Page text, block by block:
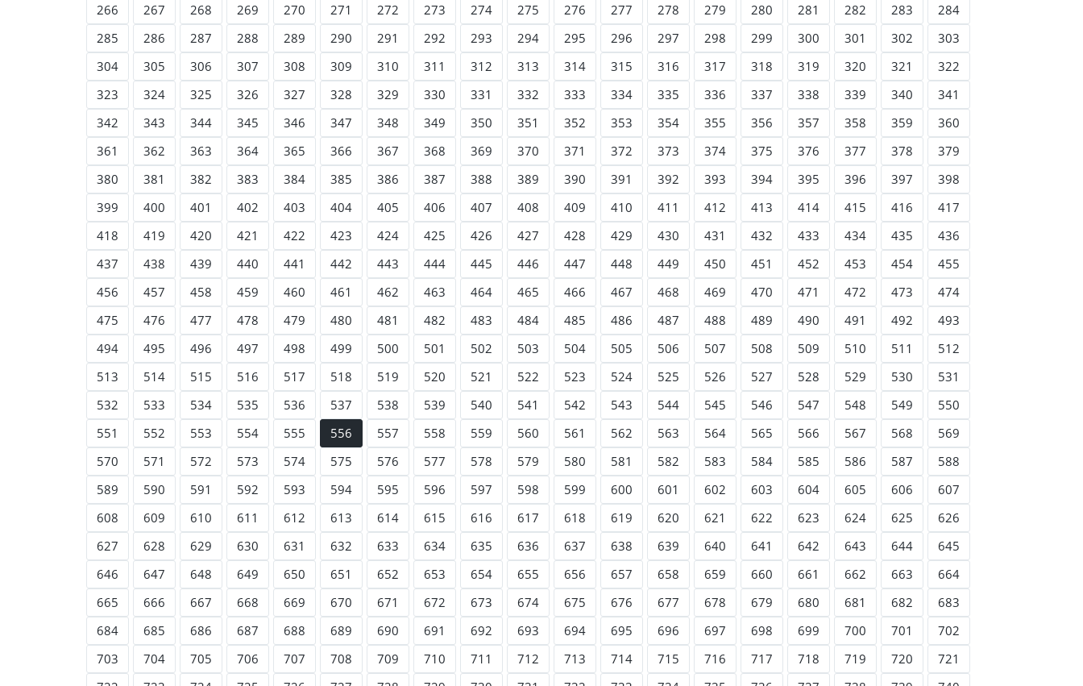
266
267 268 269 270 271 272 273 274 275 276 277 278 279 280 281 282 283
284
285
286 287 288 289 290 291 292 293 294 295 296 297 298 299 300 301 302
303
304
305 306 307 308 309 310 311 312 313 314 315 316 317 318 319 320 321
322
323
324 325 326 327 328 329 330 331 332 333 334 335 336 337 338 339 340
341
342
343 344 345 346 347 348 349 350 351 352 353 354 355 356 357 358 359
360
361
362 363 364 365 366 367 368 369 370 371 372 373 374 375 376 377 378
379
380
381 382 383 384 385 386 387 388 389 390 391 392 393 394 395 396 397
398
399
400 401 402 403 404 405 406 407 408 409 410 411 412 413 414 415 416
417
418
419 420 421 422 423 424 425 426 427 428 429 430 431 432 433 434 435
436
437
438 439 440 441 442 443 444 445 446 447 448 449 450 451 452 453 454
455
456
457 458 459 460 461 462 463 464 465 466 467 468 469 470 471 472 473
474
475
476 477 478 479 480 481 482 483 484 485 486 487 488 489 490 491 492
493
494
495 496 497 498 499 500 501 502 503 504 505 506 507 508 509 510 511
512
513
514 515 516 517 518 519 520 521 522 523 524 525 526 527 528 529 530
531
532
533 534 535 536 537 538 539 540 541 542 543 544 545 546 547 548 549
550
551
552 553 554 555 556 557 558 559 560 561 562 563 564 565 566 567 568
569
570
571 572 573 574 575 576 577 578 579 580 581 582 583 584 585 586 587
588
589
590 591 592 593 594 595 596 597 598 599 600 601 602 603 604 605 606
607
608
609 610 611 612 613 614 615 616 617 618 619 620 621 622 623 624 625
626
627
628 629 630 631 632 633 634 635 636 637 638 639 640 641 642 643 644
645
646
647 648 649 650 651 652 653 654 655 656 657 658 659 660 661 662 663
664
665
666 667 668 669 670 671 672 673 674 675 676 677 678 679 680 681 682
683
684
685 686 687 688 689 690 691 692 693 694 695 696 697 698 699 700 701
702
703
704 705 706 707 708 709 710 711 712 713 714 715 716 717 718 719 720
721